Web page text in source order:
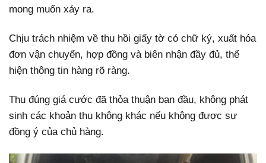
mong muốn xảy ra.
Chịu trách nhiệm về thu hồi giấy tờ có chữ ký, xuất hóa
đơn vận chuyển, hợp đồng và biên nhận đầy đủ, thể
hiện thông tin hàng rõ ràng.
Thu đúng giá cước đã thỏa thuận ban đầu, không phát
sinh các khoản thu không khác nếu không được sự
đồng ý của chủ hàng.